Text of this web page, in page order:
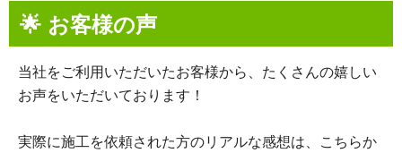
🌟 お客様の声
当社をご利用いただいたお客様から、たくさんの嬉しい
お声をいただいております！
実際に施工を依頼された方のリアルな感想は、こちらか